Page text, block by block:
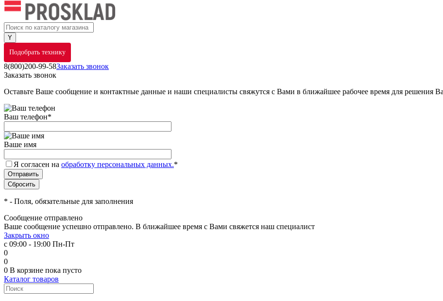
Подобрать технику
8(800)200-99-58Заказать звонок
Заказать звонок
Оставьте Ваше сообщение и контактные данные и наши специалисты свяжутся с Вами в ближайшее рабочее время для решения
Ваш телефон*
Ваше имя
Я согласен на обработку персональных данных.*
* - Поля, обязательные для заполнения
Сообщение отправлено
Ваше сообщение успешно отправлено. В ближайшее время с Вами свяжется наш специалист
Закрыть окно
с 09:00 - 19:00 Пн-Пт
0
0
0 В корзине пока пусто
Каталог товаров